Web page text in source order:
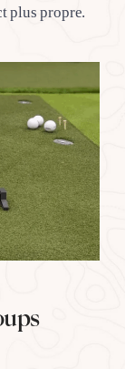
plus propre.